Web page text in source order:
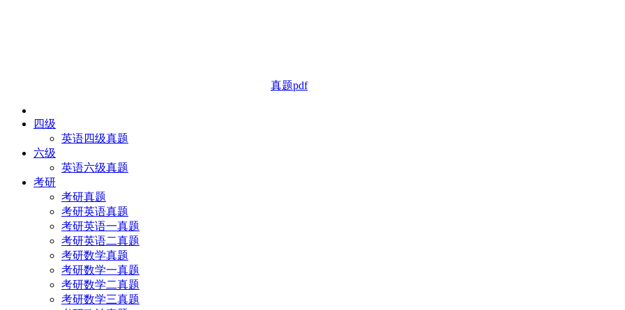
真题pdf
四级
英语四级真题
六级
英语六级真题
考研
考研真题
考研英语真题
考研英语一真题
考研英语二真题
考研数学真题
考研数学一真题
考研数学二真题
考研数学三真题